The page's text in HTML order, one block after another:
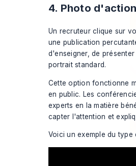
4. Photo
Un recruteur clique sur
une publication
d'enseigner, de
portrait standard.
Cette option fonctionne
en public. Les
experts en la matière
capter l'attention et
Voici un exemple du